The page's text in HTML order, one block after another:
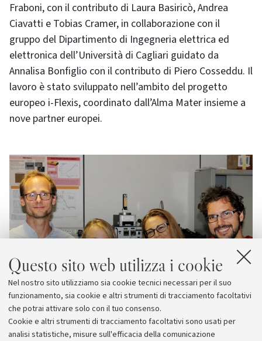
Questo sito web utilizza i cookie
Nel nostro sito utilizziamo sia cookie tecnici necessari per il suo
funzionamento, sia cookie e altri strumenti di tracciamento facoltativi
che potrai attivare solo con il tuo consenso.
Cookie e altri strumenti di tracciamento facoltativi sono usati per
analisi statistiche, misure sull'efficacia della comunicazione
Fraboni, con il contributo di Laura Basiricò, Andrea
Ciavatti e Tobias Cramer, in collaborazione con il
gruppo del Dipartimento di Ingegneria elettrica ed
elettronica dell’Università di Cagliari guidato da
Annalisa Bonfiglio con il contributo di Piero Cosseddu. Il
lavoro è stato sviluppato nell’ambito del progetto
europeo i-Flexis, coordinato dall’Alma Mater insieme a
nove partner europei.